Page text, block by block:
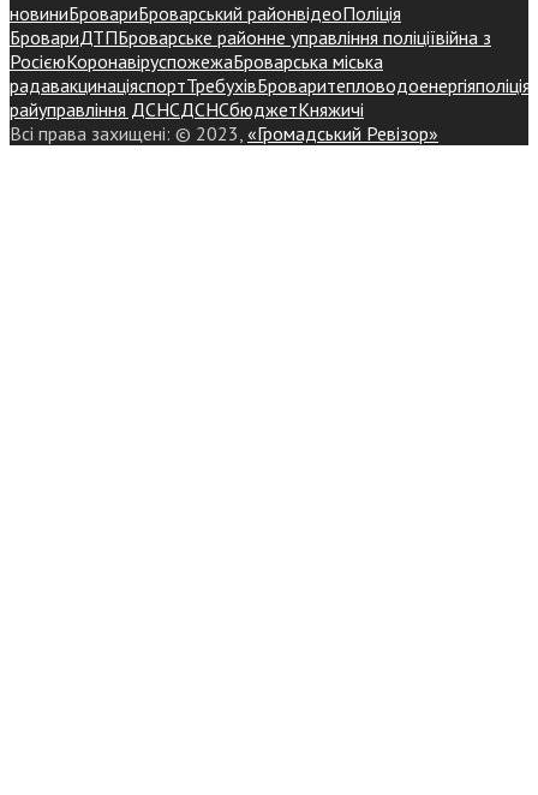
новиниБровариБроварський районвідеоПоліція
БровариДТПБроварське районне управління поліціївійна з
РосієюКоронавіруспожежаБроварська міська
радавакцинаціяспортТребухівБроваритепловодоенергіяполіція
райуправління ДСНСДСНСбюджетКняжичі
Всі права захищені: © 2023, «Громадський Ревізор»